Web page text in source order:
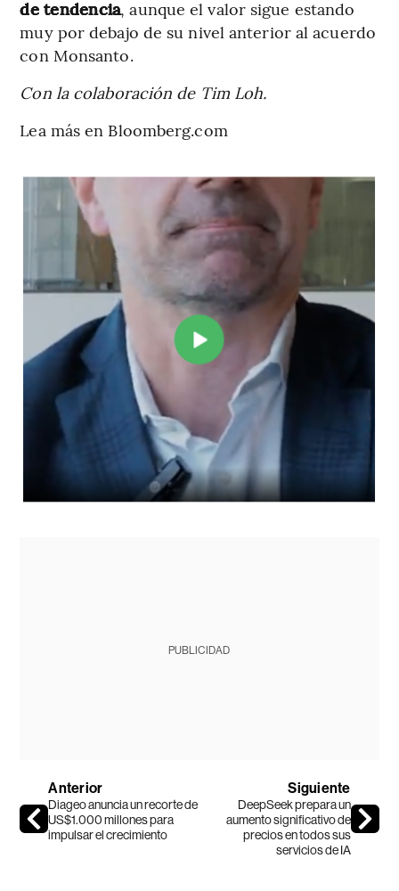
de tendencia, aunque el valor sigue estando
muy por debajo de su nivel anterior al acuerdo
con Monsanto.
Con la colaboración de Tim Loh.
Lea más en Bloomberg.com
PUBLICIDAD
Anterior
Diageo anuncia un recorte de
US$1.000 millones para
impulsar el crecimiento
Siguiente
DeepSeek prepara un
aumento significativo de
precios en todos sus
servicios de IA